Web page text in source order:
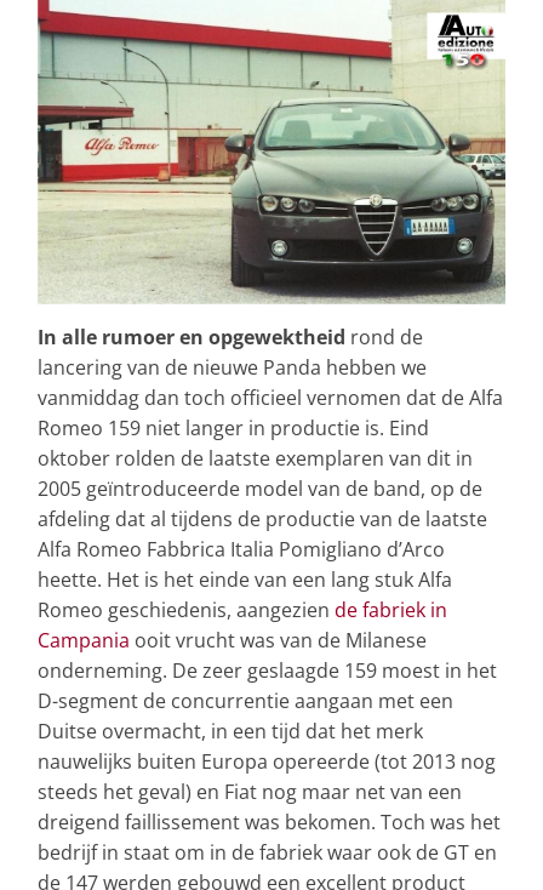
In alle rumoer en opgewektheid rond de
lancering van de nieuwe Panda hebben we
vanmiddag dan toch officieel vernomen dat de Alfa
Romeo 159 niet langer in productie is. Eind
oktober rolden de laatste exemplaren van dit in
2005 geïntroduceerde model van de band, op de
afdeling dat al tijdens de productie van de laatste
Alfa Romeo Fabbrica Italia Pomigliano d’Arco
heette. Het is het einde van een lang stuk Alfa
Romeo geschiedenis, aangezien de fabriek in
Campania ooit vrucht was van de Milanese
onderneming. De zeer geslaagde 159 moest in het
D-segment de concurrentie aangaan met een
Duitse overmacht, in een tijd dat het merk
nauwelijks buiten Europa opereerde (tot 2013 nog
steeds het geval) en Fiat nog maar net van een
dreigend faillissement was bekomen. Toch was het
bedrijf in staat om in de fabriek waar ook de GT en
de 147 werden gebouwd een excellent product